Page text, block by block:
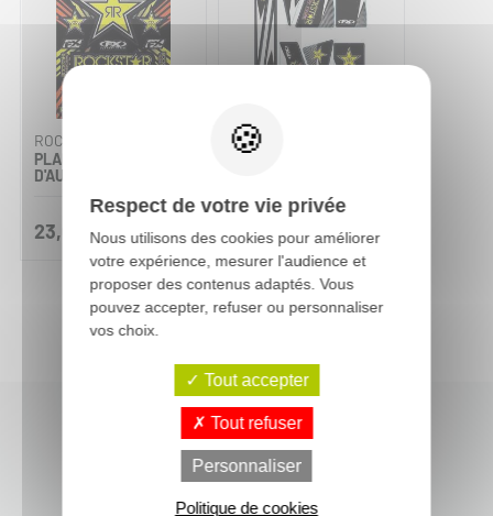
ROCKSTAR ENERGY
PLANCHE
D'AUTOCOLLANTS FX
23,00 €
ROCKSTAR ENERGY
KIT UNIVERSEL FX
59,00 €
Dernières actus moto-cross
Respect de votre vie privée
Nous utilisons des cookies pour améliorer
votre expérience, mesurer l'audience et
proposer des contenus adaptés. Vous
pouvez accepter, refuser ou personnaliser
vos choix.
Tout accepter
Tout refuser
Personnaliser
Politique de cookies